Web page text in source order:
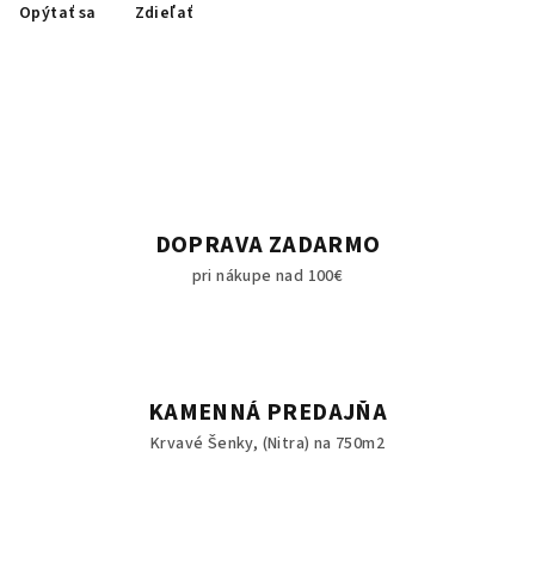
Opýtať sa Zdieľať
DOPRAVA ZADARMO
pri nákupe nad 100€
KAMENNÁ PREDAJŇA
Krvavé Šenky, (Nitra) na 750m2